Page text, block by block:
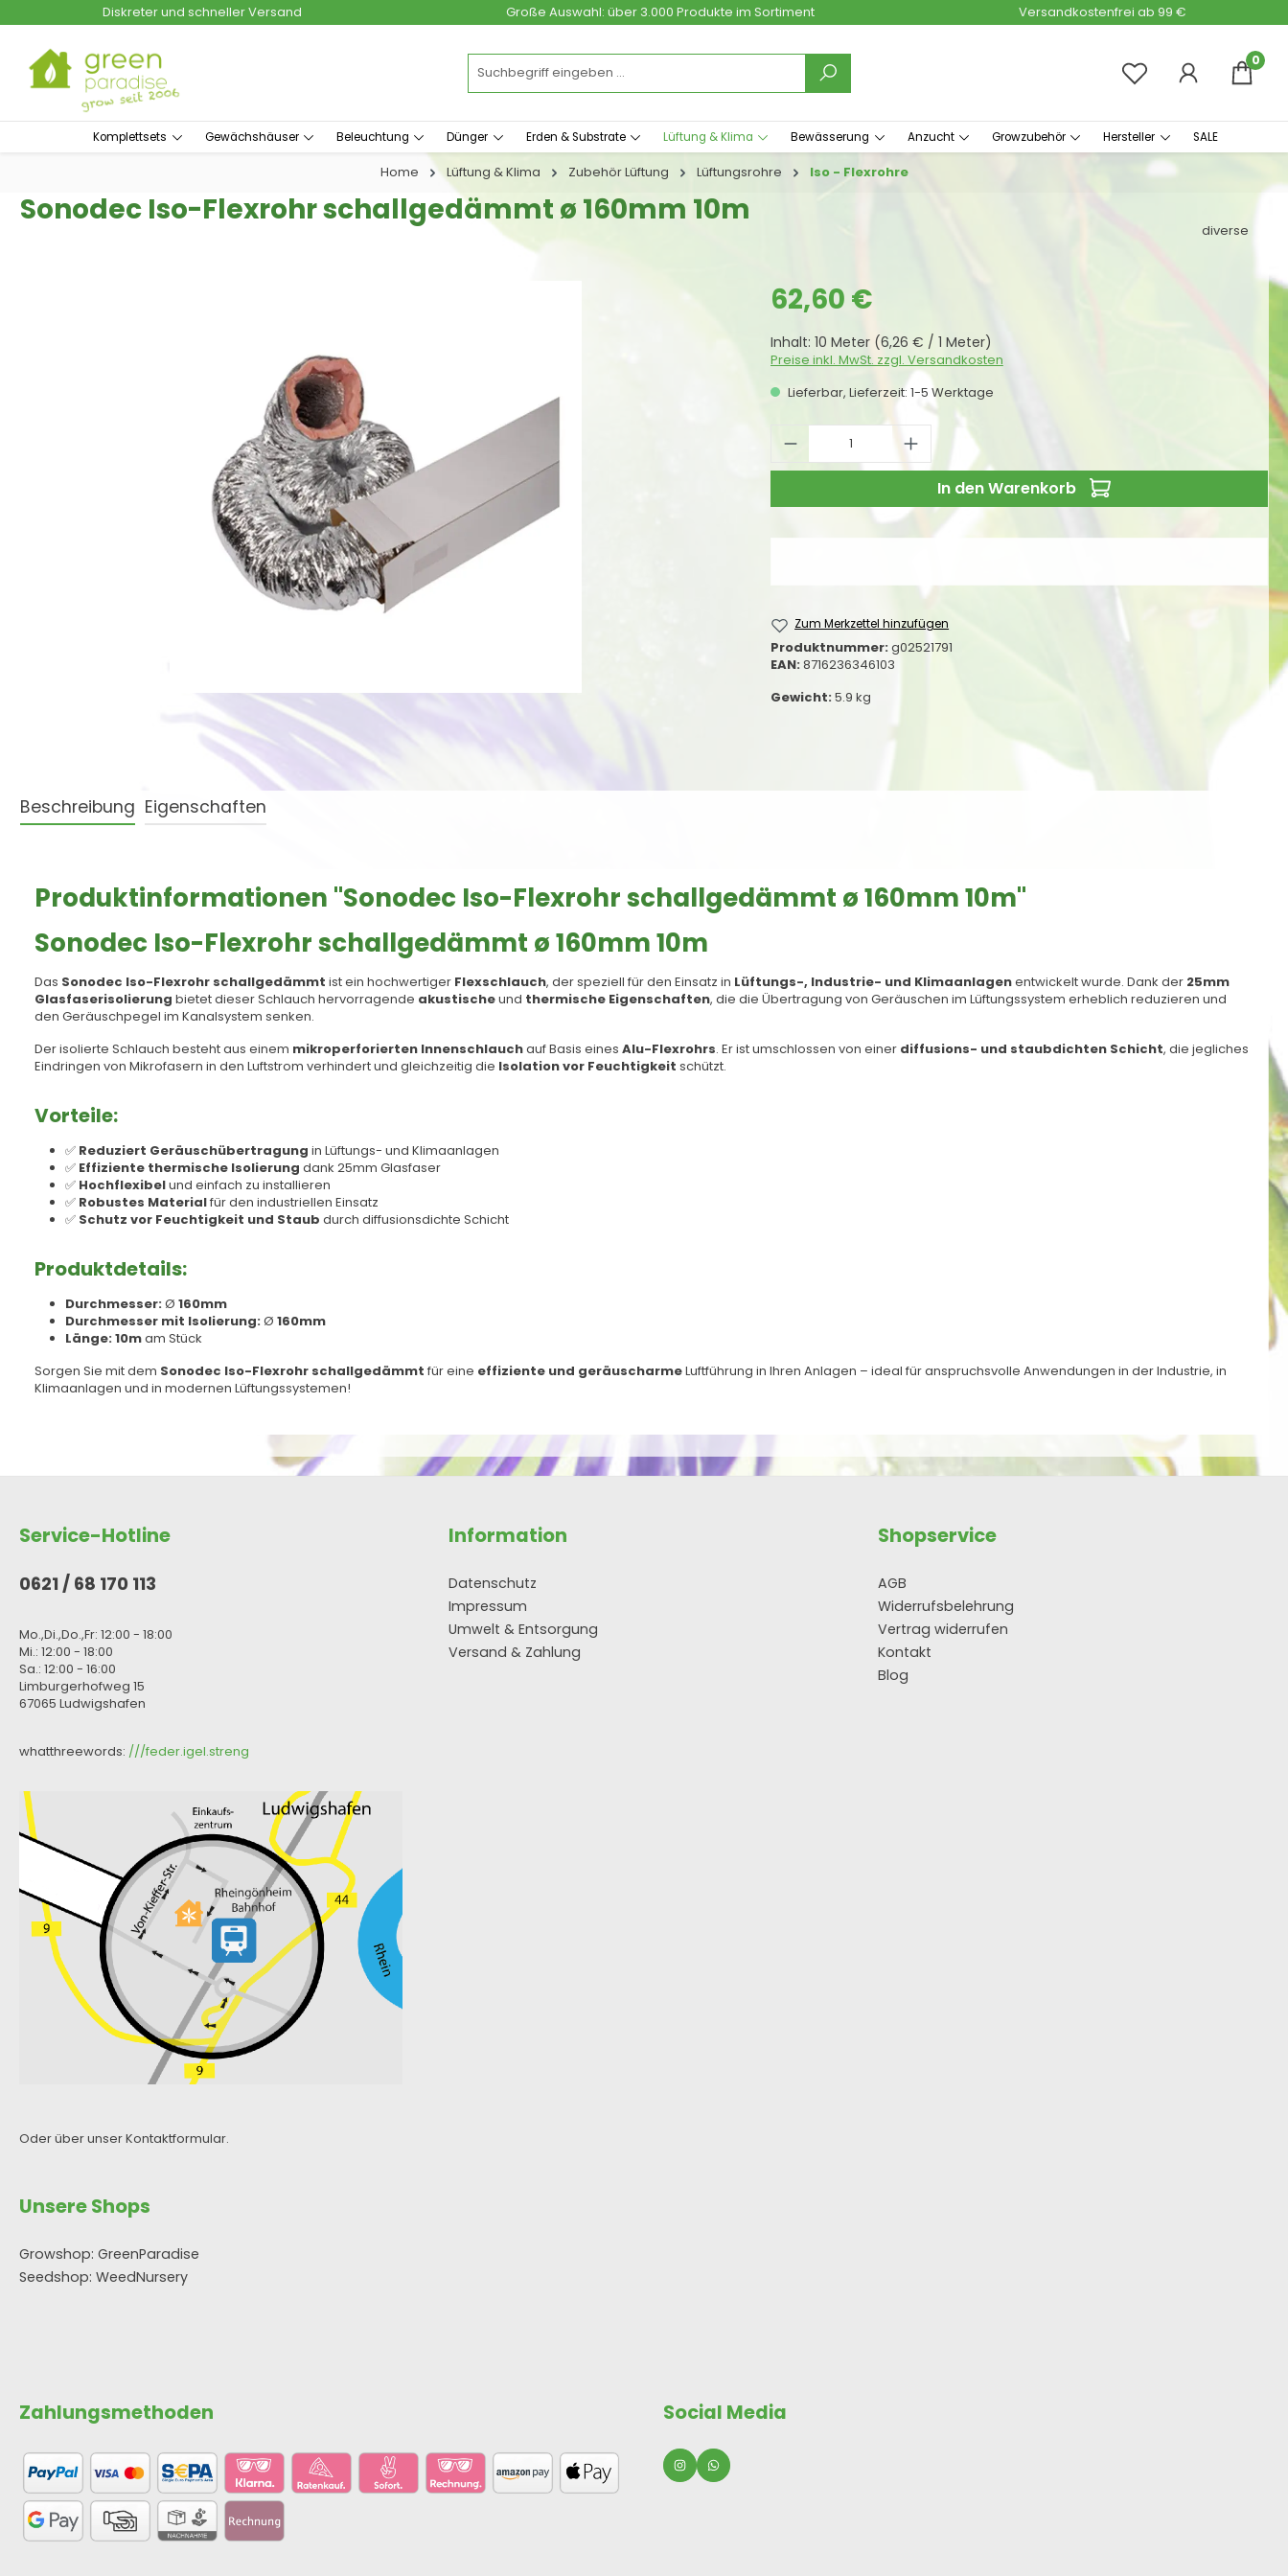
Hauptinhalt springen
Zur Suche springenDiskreter und schneller Versand Große Auswahl: über 3.000 Produkte im Sortiment Versandkostenfrei ab 99 €
0
Komplettsets Gewächshäuser Beleuchtung Dünger Erden & Substrate Lüftung & Klima Bewässerung Anzucht Growzubehör Hersteller SALE
Home Lüftung & Klima Zubehör Lüftung Lüftungsrohre Iso - Flexrohre
Sonodec Iso-Flexrohr schallgedämmt ø 160mm 10m
diverse
Regulärer Preis:
62,60 €
Inhalt: 10 Meter (6,26 € / 1 Meter)
Preise inkl. MwSt. zzgl. Versandkosten
Lieferbar, Lieferzeit: 1-5 Werktage
Produkt Anzahl: Gib den gewünschten
In den Warenkorb
Zum Merkzettel hinzufügen
Produktnummer: g02521791
EAN: 8716236346103
Gewicht: 5.9 kg
Beschreibung Eigenschaften
Produktinformationen "Sonodec Iso-Flexrohr schallgedämmt ø 160mm 10m"
Sonodec Iso-Flexrohr schallgedämmt ø 160mm 10m
Das Sonodec Iso-Flexrohr schallgedämmt ist ein hochwertiger Flexschlauch, der speziell für den Einsatz in Lüftungs-, Industrie- und Klimaanlagenentwickelt wurde. Dank der 25mm
Glasfaserisolierung bietet dieser Schlauch hervorragende akustischeund thermische Eigenschaften, die die Übertragung von Geräuschen im Lüftungssystem erheblich reduzieren und
den Geräuschpegel im Kanalsystem senken.
Der isolierte Schlauch besteht aus einem mikroperforierten Innenschlauchauf Basis eines Alu-Flexrohrs. Er ist umschlossen von einer diffusions- und staubdichten Schicht, die jegliches
Eindringen von Mikrofasern in den Luftstrom verhindert und gleichzeitig die Isolation vor Feuchtigkeit schützt.
Vorteile:
✅ Reduziert Geräuschübertragung in Lüftungs- und Klimaanlagen
✅ Effiziente thermische Isolierung dank 25mm Glasfaser
✅ Hochflexibelund einfach zu installieren
✅ Robustes Materialfür den industriellen Einsatz
✅ Schutz vor Feuchtigkeit und Staub durch diffusionsdichte Schicht
Produktdetails:
Durchmesser:Ø 160mm
Durchmesser mit Isolierung:Ø 160mm
Länge:10mam Stück
Sorgen Sie mit dem Sonodec Iso-Flexrohr schallgedämmt für eine effiziente und geräuscharmeLuftführung in Ihren Anlagen – ideal für anspruchsvolle Anwendungen in der Industrie, in
Klimaanlagen und in modernen Lüftungssystemen!
Service-Hotline
0621 / 68 170 113
Mo.,Di.,Do.,Fr: 12:00 - 18:00
Mi.: 12:00 - 18:00
Sa.: 12:00 - 16:00
Limburgerhofweg 15
67065 Ludwigshafen
whatthreewords: ///feder.igel.streng
Oder über unserKontaktformular.
Information
Datenschutz
Impressum
Umwelt & Entsorgung
Versand & Zahlung
Shopservice
AGB
Widerrufsbelehrung
Vertrag widerrufen
Kontakt
Blog
Unsere Shops
Growshop: GreenParadise
Seedshop: WeedNursery
Zahlungsmethoden Social Media